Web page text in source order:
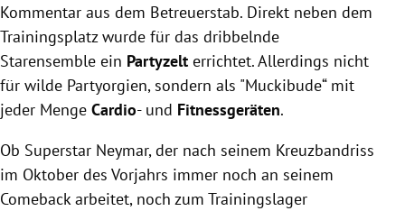
Kommentar aus dem Betreuerstab. Direkt neben dem
Trainingsplatz wurde für das dribbelnde
Starensemble ein Partyzelt errichtet. Allerdings nicht
für wilde Partyorgien, sondern als "Muckibude“ mit
jeder Menge Cardio- und Fitnessgeräten.
Ob Superstar Neymar, der nach seinem Kreuzbandriss
im Oktober des Vorjahrs immer noch an seinem
Comeback arbeitet, noch zum Trainingslager